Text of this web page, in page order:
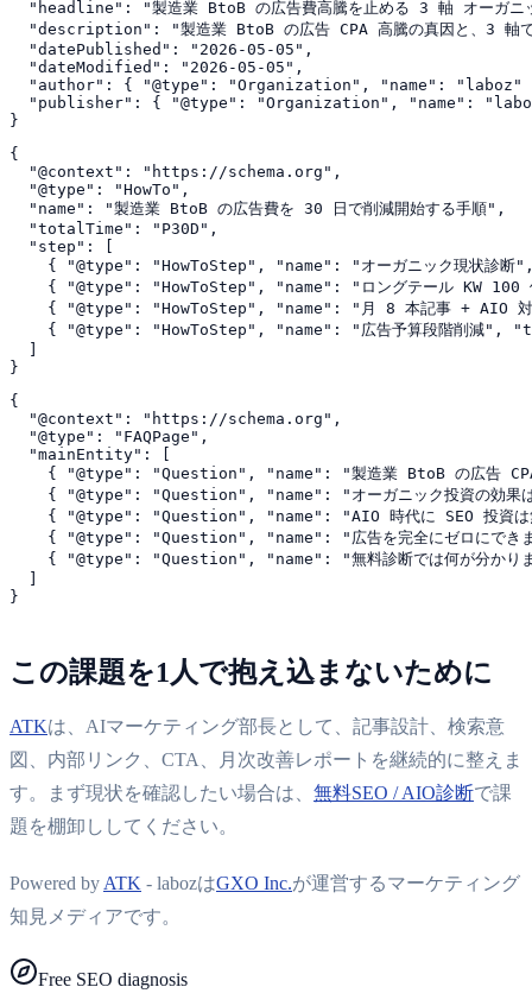
"headline": "製造業 BtoB の広告費高騰を止める 3 軸 オーガニ
"description": "製造業 BtoB の広告 CPA 高騰の真因と、3 軸で
  "datePublished": "2026-05-05",
  "dateModified": "2026-05-05",
"author": { "@type": "Organization", "name": "laboz"
"publisher": { "@type": "Organization", "name":
{
  "@context": "https://schema.org",
  "@type": "HowTo",
  "name": "製造業 BtoB の広告費を 30 日で削減開始する手順",
  "totalTime": "P30D",
  "step": [
{ "@type": "HowToStep", "name": "オーガニック現状診断
{ "@type": "HowToStep", "name": "ロングテール KW 100
{ "@type": "HowToStep", "name": "月 8 本記事 + AIO 対
{ "@type": "HowToStep", "name": "広告予算段階削減",
{
  "@context": "https://schema.org",
  "@type": "FAQPage",
  "mainEntity": [
{ "@type": "Question", "name": "製造業 BtoB の広告 CPA
{ "@type": "Question", "name": "オーガニック投資の効果
{ "@type": "Question", "name": "AIO 時代に SEO 投資は
{ "@type": "Question", "name": "広告を完全にゼロにでき
{ "@type": "Question", "name": "無料診断では何が分かり
この課題を1人で抱え込まないために
ATKは、AIマーケティング部長として、記事設計、検索意
図、内部リンク、CTA、月次改善レポートを継続的に整えま
す。まず現状を確認したい場合は、 無料SEO / AIO診断で課
題を棚卸ししてください。
Powered by ATK - labozはGXO Inc.が運営するマーケティング
知見メディアです。
Free SEO diagnosis